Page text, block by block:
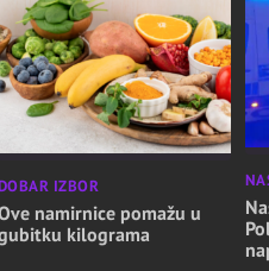
IZBOR
namirnice pomažu u
kilograma